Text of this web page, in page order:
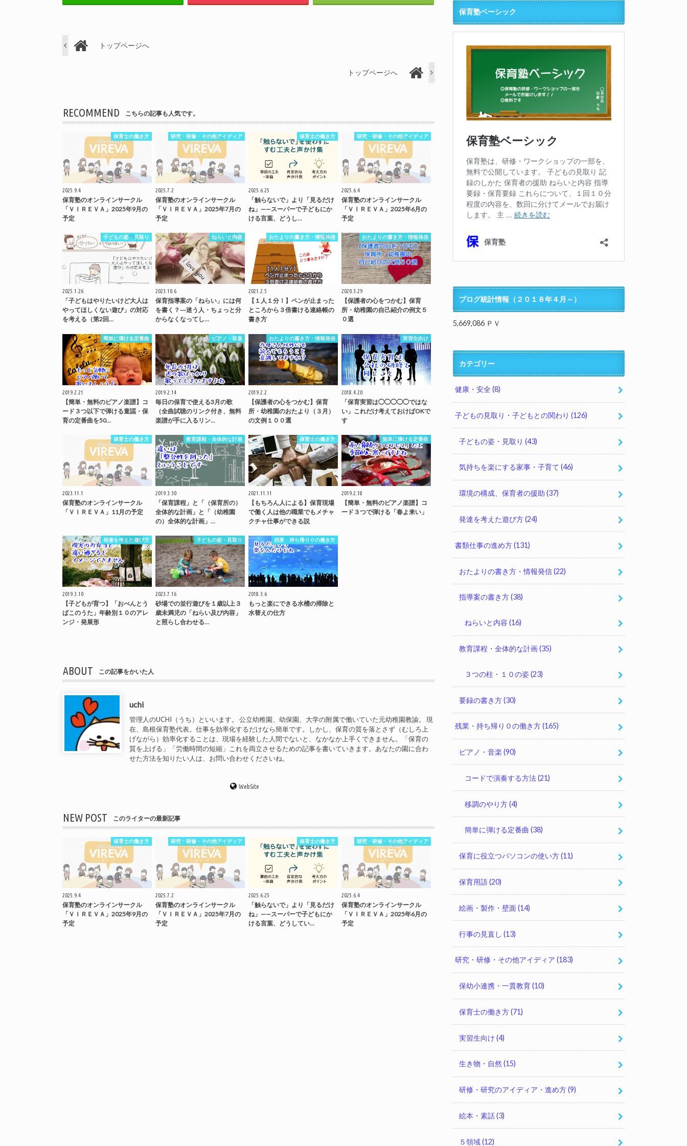
トップページへ
トップページへ
RECOMMEND こちらの記事も人気です。
保育士の働き方
2025.9.4
保育塾のオンラインサークル
「ＶＩＲＥＶＡ」2025年9月の
予定
研究・研修・その他アイディア
2025.7.2
保育塾のオンラインサークル
「ＶＩＲＥＶＡ」2025年7月の
予定
保育士の働き方
2025.6.25
「触らないで」より「見るだけ
ね」——スーパーで子どもにか
ける言葉、どうし…
研究・研修・その他アイディア
2025.6.4
保育塾のオンラインサークル
「ＶＩＲＥＶＡ」2025年6月の
予定
子どもの姿・見取り
2025.1.26
「子どもはやりたいけど大人は
やってほしくない遊び」の対応
を考える（第2回…
ねらいと内容
2023.10.6
保育指導案の「ねらい」には何
を書く？―迷う人・ちょっと分
からなくなってし…
おたよりの書き方・情報発信
2021.2.5
【１人１分！】ペンが止まった
ところから３倍書ける連絡帳の
書き方
おたよりの書き方・情報発信
2020.3.29
【保護者の心をつかむ】保育
所・幼稚園の自己紹介の例文５
０選
簡単に弾ける定番曲
2019.2.21
【簡単・無料のピアノ楽譜】コ
ード３つ以下で弾ける童謡・保
育の定番曲を50…
ピアノ・音楽
2019.2.14
毎日の保育で使える3月の歌
（全曲試聴のリンク付き、無料
楽譜が手に入るリン…
おたよりの書き方・情報発信
2019.2.2
【保護者の心をつかむ】保育
所・幼稚園のおたより（３月）
の文例１００選
実習生向け
2018.4.20
「保育実習は◯◯◯◯◯ではな
い」これだけ考えておけばOKで
す
保育士の働き方
2023.11.1
保育塾のオンラインサークル
「ＶＩＲＥＶＡ」11月の予定
教育課程・全体的な計画
2019.3.30
「保育課程」と「（保育所の）
全体的な計画」と「（幼稚園
の）全体的な計画」…
保育士の働き方
2021.11.11
【もちろん人による】保育現場
で働く人は他の職業でもメチャ
クチャ仕事ができる説
簡単に弾ける定番曲
2019.2.18
【簡単・無料のピアノ楽譜】コ
ード３つで弾ける「春よ来い」
発達を考えた遊び方
2019.3.10
【子どもが育つ】「おべんとう
ばこのうた」年齢別１０のアレ
ンジ・発展形
子どもの姿・見取り
2023.7.16
砂場での並行遊びを１歳以上３
歳未満児の「ねらい及び内容」
と照らし合わせる…
残業・持ち帰り０の働き方
2018.3.6
もっと楽にできる水槽の掃除と
水替えの仕方
ABOUT この記事をかいた人
uchi
管理人のUCHI（うち）といいます。 公立幼稚園、幼保園、大学の附属で働いていた元幼稚園教諭。 現
在、島根保育塾代表。仕事を効率化するだけなら簡単です。しかし、保育の質を落とさず（むしろ上
げながら）効率化することは、現場を経験した人間でないと、なかなか上手くできません。「保育の
質を上げる」「労働時間の短縮」これを両立させるための記事を書いていきます。あなたの園に合わ
せた方法を知りたい人は、お問い合わせくださいね。
WebSite
NEW POST このライターの最新記事
保育士の働き方
2025.9.4
保育塾のオンラインサークル
「ＶＩＲＥＶＡ」2025年9月の
予定
研究・研修・その他アイディア
2025.7.2
保育塾のオンラインサークル
「ＶＩＲＥＶＡ」2025年7月の
予定
保育士の働き方
2025.6.25
「触らないで」より「見るだけ
ね」——スーパーで子どもにか
ける言葉、どうしてい…
研究・研修・その他アイディア
2025.6.4
保育塾のオンラインサークル
「ＶＩＲＥＶＡ」2025年6月の
予定
保育塾ベーシック
ブログ統計情報（２０１８年４月～）
5,669,086 ＰＶ
カテゴリー
健康・安全(8)
子どもの見取り・子どもとの関わり(126)
子どもの姿・見取り (43)
気持ちを楽にする家事・子育て (46)
環境の構成、保育者の援助 (37)
発達を考えた遊び方(24)
書類仕事の進め方(131)
おたよりの書き方・情報発信(22)
指導案の書き方(38)
ねらいと内容(16)
教育課程・全体的な計画(35)
３つの柱・１０の姿(23)
要録の書き方(30)
残業・持ち帰り０の働き方(165)
ピアノ・音楽 (90)
コードで演奏する方法(21)
移調のやり方(4)
簡単に弾ける定番曲(38)
保育に役立つパソコンの使い方(11)
保育用語(20)
絵画・製作・壁面(14)
行事の見直し (13)
研究・研修・その他アイディア(183)
保幼小連携・一貫教育(10)
保育士の働き方(71)
実習生向け (4)
生き物・自然 (15)
研修・研究のアイディア・進め方(9)
絵本・素話(3)
５領域(12)